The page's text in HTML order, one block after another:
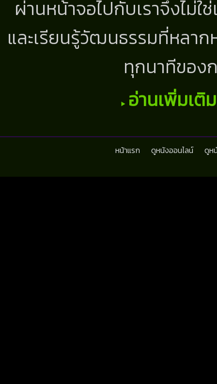
ผ่านหน้าจอไปกับเราจึงไม่
และเรียนรู้วัฒนธรรมที่หลา
ทุกนาทีขอ
อ่านเพิ่มเติ
หน้าแรก ดูหนังออนไลน์ ดูห